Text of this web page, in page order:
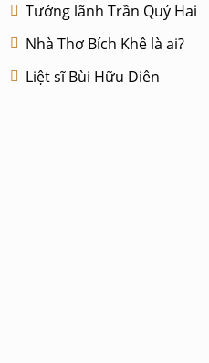
Tướng lãnh Trần Quý Hai
Nhà Thơ Bích Khê là ai?
Liệt sĩ Bùi Hữu Diên